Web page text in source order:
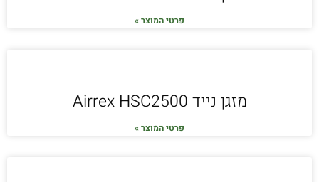
פרטי המוצר »
מזגן נייד Airrex HSC2500
פרטי המוצר »